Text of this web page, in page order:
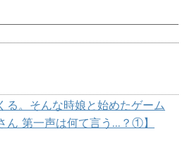
る。そんな時娘と始めたゲーム
ん 第一声は何て言う…？①】